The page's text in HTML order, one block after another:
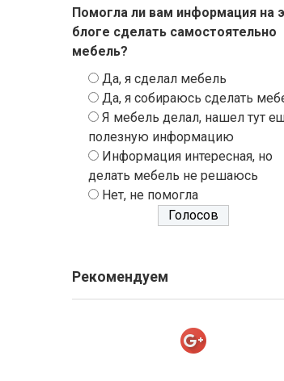
Помогла ли вам информация на
блоге сделать самостоятельно
мебель?
Да, я сделал мебель
Да, я собираюсь сделать
Я мебель делал, нашел тут
полезную информацию
Информация интересная, но
делать мебель не решаюсь
Нет, не помогла
Рекомендуем